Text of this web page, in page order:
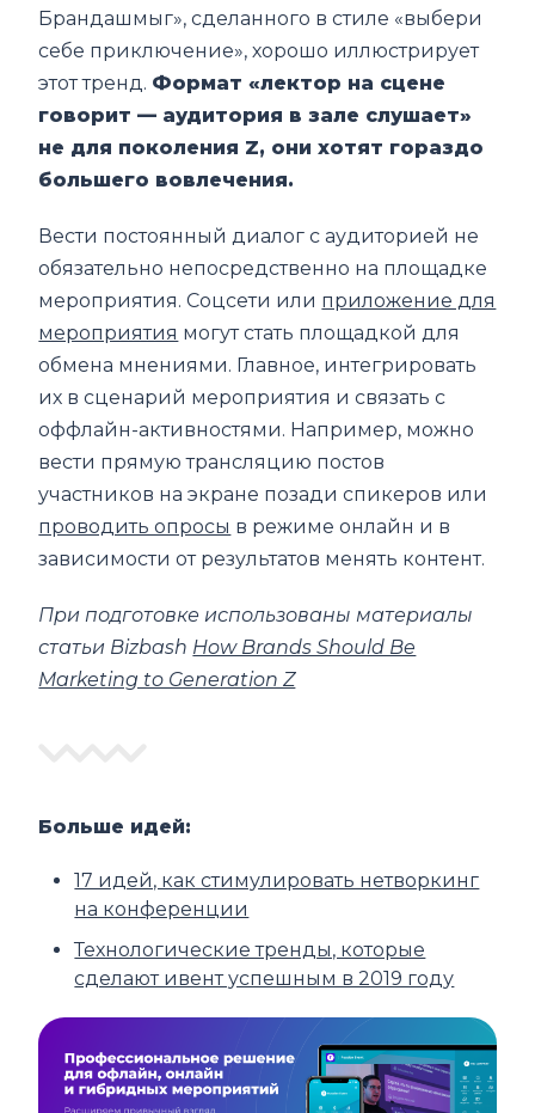
Брандашмыг», сделанного в стиле «выбери
себе приключение», хорошо иллюстрирует
этот тренд. Формат «лектор на сцене
говорит — аудитория в зале слушает»
не для поколения Z, они хотят гораздо
большего вовлечения.
Вести постоянный диалог с аудиторией не
обязательно непосредственно на площадке
мероприятия. Соцсети или приложение для
мероприятия могут стать площадкой для
обмена мнениями. Главное, интегрировать
их в сценарий мероприятия и связать с
оффлайн-активностями. Например, можно
вести прямую трансляцию постов
участников на экране позади спикеров или
проводить опросы в режиме онлайн и в
зависимости от результатов менять контент.
При подготовке использованы материалы
статьи Bizbash How Brands Should Be
Marketing to Generation Z
Больше идей:
17 идей, как стимулировать нетворкинг
на конференции
Технологические тренды, которые
сделают ивент успешным в 2019 году